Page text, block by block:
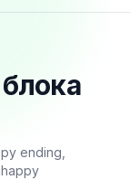
ending,